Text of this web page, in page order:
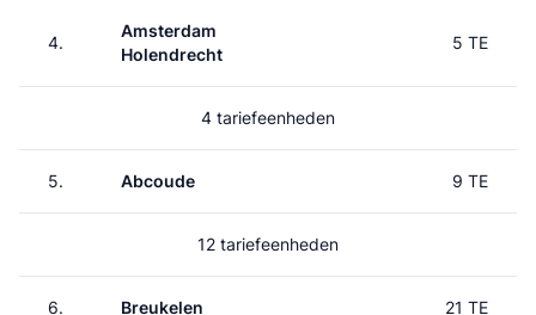
4.
Amsterdam
Holendrecht
5 TE
4 tariefeenheden
5. Abcoude 9 TE
12 tariefeenheden
6. Breukelen 21 TE